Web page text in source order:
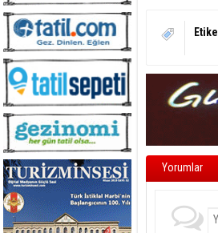
Yorumlar